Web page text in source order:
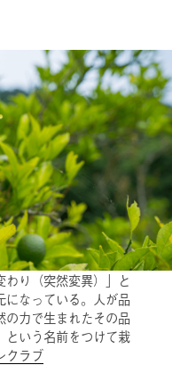
り（突然変異）」と
になっている。人が品
の力で生まれたその品
という名前をつけて栽
クラブ